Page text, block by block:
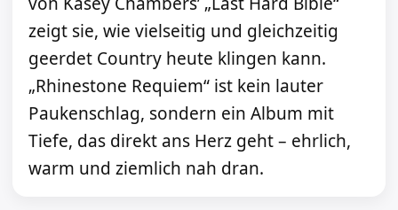
zeigt sie, wie vielseitig und gleichzeitig
geerdet Country heute klingen kann.
„Rhinestone Requiem“ ist kein lauter
Paukenschlag, sondern ein Album mit
Tiefe, das direkt ans Herz geht – ehrlich,
warm und ziemlich nah dran.